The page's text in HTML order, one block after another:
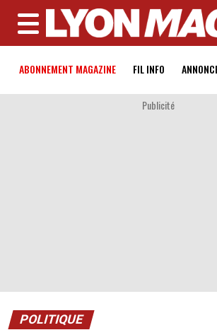
MENU
ABONNEMENT MAGAZINE FIL INFO
Publicité
POLITIQUE